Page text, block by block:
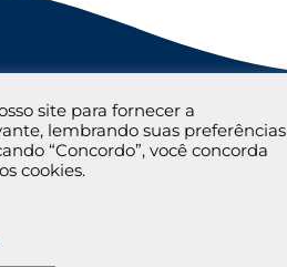
e
de eventuais atos ilícitos,
nas atividades
de Integridade visa orientar,
site para fornecer a
lembrando suas preferências
“Concordo”, você concorda
cookies.